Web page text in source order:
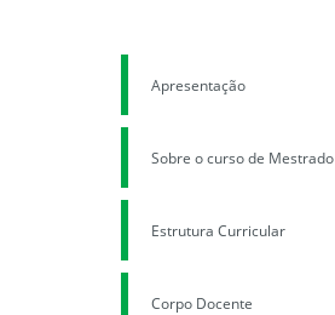
Apresentação
Sobre o curso de Mestrado
Estrutura Curricular
Corpo Docente